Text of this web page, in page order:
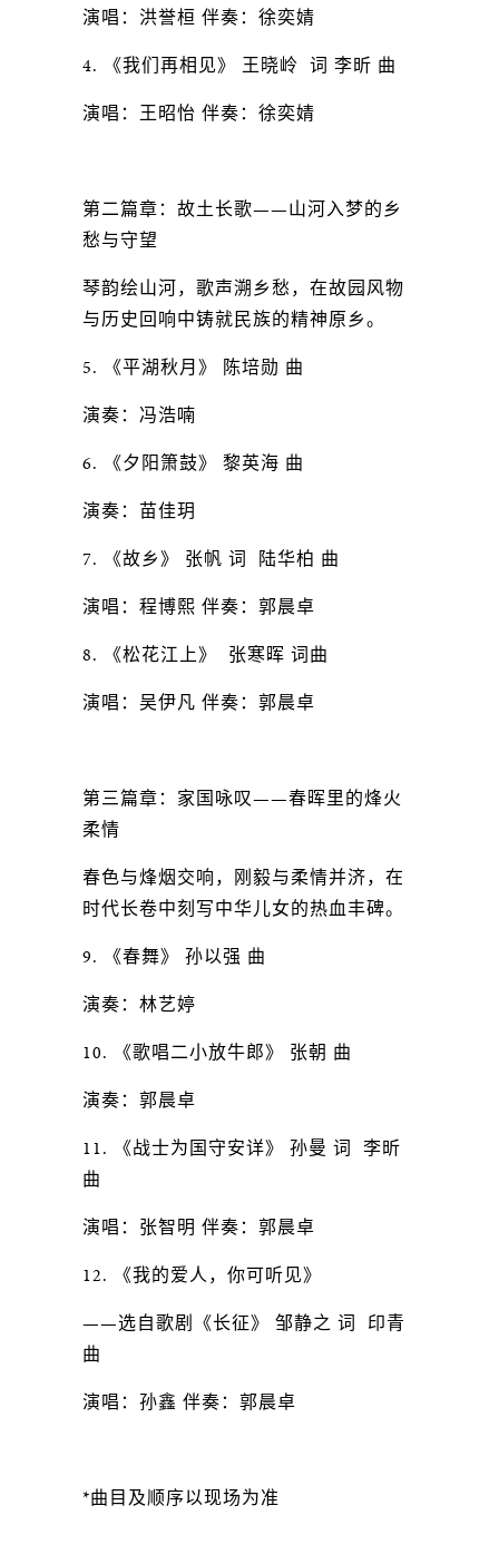
演唱：洪誉桓 伴奏：徐奕婧
4. 《我们再相见》 王晓岭 词 李昕 曲
演唱：王昭怡 伴奏：徐奕婧
第二篇章：故土长歌——山河入梦的乡
愁与守望
琴韵绘山河，歌声溯乡愁，在故园风物
与历史回响中铸就民族的精神原乡。
5. 《平湖秋月》 陈培勋 曲
演奏：冯浩喃
6. 《夕阳箫鼓》 黎英海 曲
演奏：苗佳玥
7. 《故乡》 张帆 词 陆华柏 曲
演唱：程博熙 伴奏：郭晨卓
8. 《松花江上》 张寒晖 词曲
演唱：吴伊凡 伴奏：郭晨卓
第三篇章：家国咏叹——春晖里的烽火
柔情
春色与烽烟交响，刚毅与柔情并济，在
时代长卷中刻写中华儿女的热血丰碑。
9. 《春舞》 孙以强 曲
演奏：林艺婷
10. 《歌唱二小放牛郎》 张朝 曲
演奏：郭晨卓
11. 《战士为国守安详》 孙曼 词 李昕
曲
演唱：张智明 伴奏：郭晨卓
12. 《我的爱人，你可听见》
——选自歌剧《长征》 邹静之 词 印青
曲
演唱：孙鑫 伴奏：郭晨卓
*曲目及顺序以现场为准